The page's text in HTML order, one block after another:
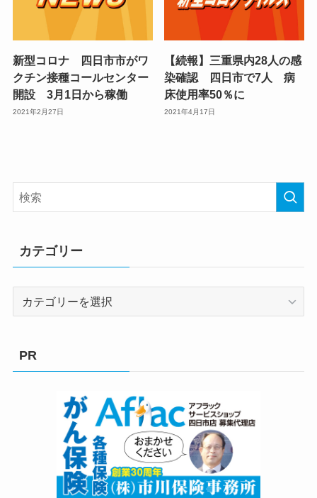
新型コロナ 四日市市がワ
クチン接種コールセンター
開設 3月1日から稼働
2021年2月27日
【続報】三重県内28人の感
染確認 四日市で7人 病
床使用率50％に
2021年4月17日
カテゴリー
PR